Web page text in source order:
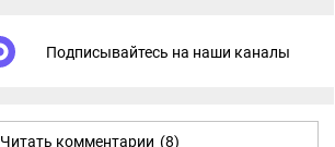
Подписывайтесь на наши каналы
Читать комментарии (8)